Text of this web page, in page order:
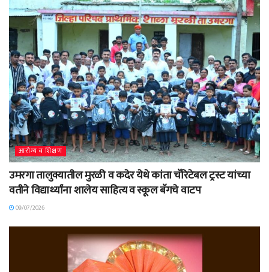
आरोग्य व शिक्षण
उमरगा तालुक्यातील मुरळी व कदेर येथे कांता चॅरिटेबल ट्रस्ट यांच्या
वतीने विद्यार्थ्यांना शालेय साहित्य व स्कूल बॅगचे वाटप
09/07/2026